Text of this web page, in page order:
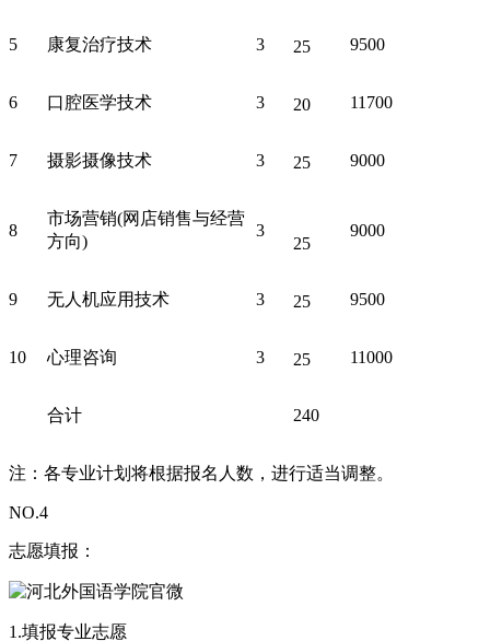
5 康复治疗技术 3 25 9500
6 口腔医学技术 3 20 11700
7 摄影摄像技术 3 25 9000
8
市场营销(网店销售与经营
方向)
3
25
9000
9 无人机应用技术 3 25 9500
10 心理咨询 3 25 11000
合计 240
注：各专业计划将根据报名人数，进行适当调整。
NO.4
志愿填报：
1.填报专业志愿